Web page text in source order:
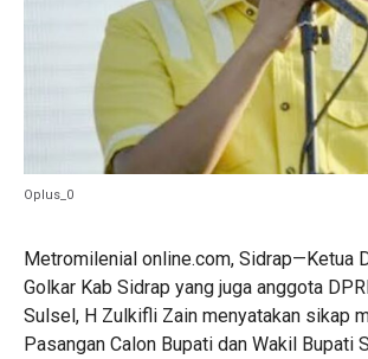
Oplus_0
Metromilenial online.com, Sidrap—Ketua
Golkar Kab Sidrap yang juga anggota
Sulsel, H Zulkifli Zain menyatakan sikap
Pasangan Calon Bupati dan Wakil Bupati